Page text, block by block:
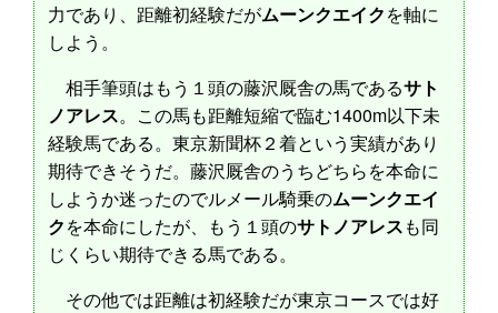
力であり、距離初経験だがムーンクエイクを軸に
しよう。
相手筆頭はもう１頭の藤沢厩舎の馬であるサト
ノアレス。この馬も距離短縮で臨む1400m以下未
経験馬である。東京新聞杯２着という実績があり
期待できそうだ。藤沢厩舎のうちどちらを本命に
しようか迷ったのでルメール騎乗のムーンクエイ
クを本命にしたが、もう１頭のサトノアレスも同
じくらい期待できる馬である。
その他では距離は初経験だが東京コースでは好